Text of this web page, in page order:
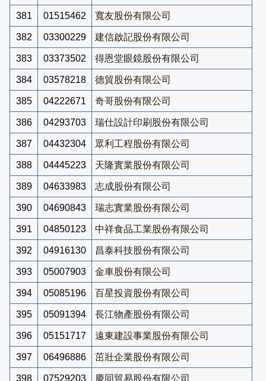
381 01515462 寬友股份有限公司
382 03300229 建信啟記股份有限公司
383 03373502 得恩堂眼鏡股份有限公司
384 03578218 德貿股份有限公司
385 04222671 奇哥股份有限公司
386 04293703 瑞仕設計印刷股份有限公司
387 04432304 眾利工程股份有限公司
388 04445223 天隆實業股份有限公司
389 04633983 志成股份有限公司
390 04690843 瑞志實業股份有限公司
391 04850123 中祥食品工業股份有限公司
392 04916130 昌泰科技股份有限公司
393 05007903 金車股份有限公司
394 05085196 百星投資股份有限公司
395 05091394 長江物產股份有限公司
396 05151717 遠東建設事業股份有限公司
397 06496886 茁壯企業股份有限公司
398 07529203 慶同貿易股份有限公司